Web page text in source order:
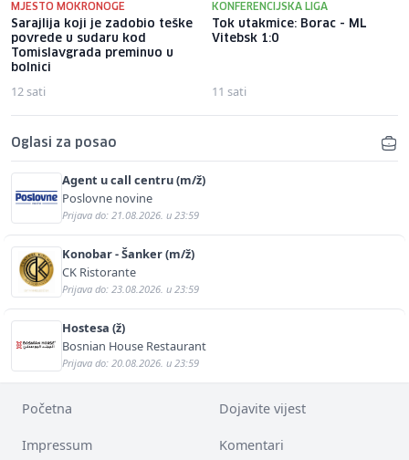
MJESTO MOKRONOGE
Sarajlija koji je zadobio teške
povrede u sudaru kod
Tomislavgrada preminuo u
bolnici
12 sati
KONFERENCIJSKA LIGA
Tok utakmice: Borac - ML
Vitebsk 1:0
11 sati
Oglasi za posao
Agent u call centru (m/ž)
Poslovne novine
Prijava do: 21.08.2026. u 23:59
Konobar - Šanker (m/ž)
CK Ristorante
Prijava do: 23.08.2026. u 23:59
Hostesa (ž)
Bosnian House Restaurant
Prijava do: 20.08.2026. u 23:59
Početna Dojavite vijest
Impressum Komentari